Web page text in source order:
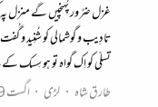
غزل ضرُور پُہنچیں گے منزل پہ
تادِیب و گوشمالی کو شُنِید و گُفت
تسلّی کو اِک گواہ تو ہو
طارق شاہ
لڑی اگست 9، 2019